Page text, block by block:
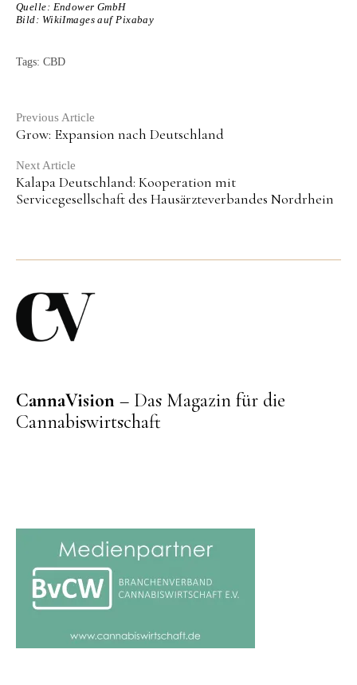
Continue
Reading
Previous Article
Grow: Expansion nach Deutschland
Next Article
Kalapa Deutschland: Kooperation mit
Servicegesellschaft des Hausärzteverbandes Nordrhein
Quelle: Endower GmbH
Bild: WikiImages auf Pixabay
Tags: CBD
CannaVision – Das Magazin für die
Cannabiswirtschaft